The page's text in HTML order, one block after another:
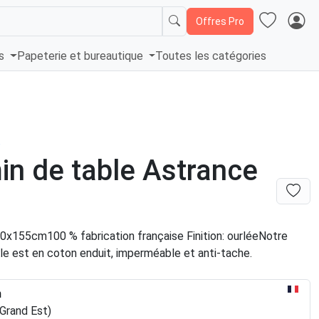
Offres Pro
Papeterie et bureautique Toutes les catégories
de table Astrance
% fabrication française Finition: ourléeNotre
est en coton enduit, imperméable et anti-tache.
Est)